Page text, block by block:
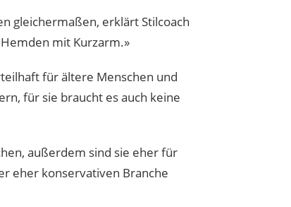
gleichermaßen, erklärt Stilcoach
mit Kurzarm.»
für ältere Menschen und
für sie braucht es auch keine
außerdem sind sie eher für
eher konservativen Branche